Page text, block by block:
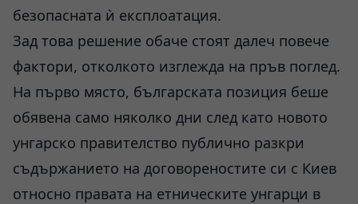
безопасната ѝ експлоатация.
Зад това решение обаче стоят далеч повече
фактори, отколкото изглежда на пръв поглед.
На първо място, българската позиция беше
обявена само няколко дни след като новото
унгарско правителство публично разкри
съдържанието на договореностите си с Киев
относно правата на етническите унгарци в